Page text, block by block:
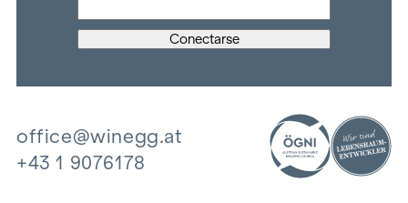
office@winegg.at
+43 1 9076178